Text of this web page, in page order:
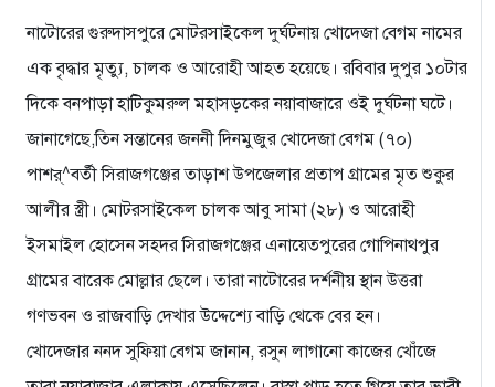
নাটোরের গুরুদাসপুরে মোটরসাইকেল দুর্ঘটনায় খোদেজা বেগম নামের
এক বৃদ্ধার মৃত্যু, চালক ও আরোহী আহত হয়েছে। রবিবার দুপুর ১০টার
দিকে বনপাড়া হাটিকুমরুল মহাসড়কের নয়াবাজারে ওই দুর্ঘটনা ঘটে।
জানাগেছে,তিন সন্তানের জননী দিনমুজুর খোদেজা বেগম (৭০)
পাশর্^বর্তী সিরাজগঞ্জের তাড়াশ উপজেলার প্রতাপ গ্রামের মৃত শুকুর
আলীর স্ত্রী। মোটরসাইকেল চালক আবু সামা (২৮) ও আরোহী
ইসমাইল হোসেন সহদর সিরাজগঞ্জের এনায়েতপুরের গোপিনাথপুর
গ্রামের বারেক মোল্লার ছেলে। তারা নাটোরের দর্শনীয় স্থান উত্তরা
গণভবন ও রাজবাড়ি দেখার উদ্দেশ্যে বাড়ি থেকে বের হন।
খোদেজার ননদ সুফিয়া বেগম জানান, রসুন লাগানো কাজের খোঁজে